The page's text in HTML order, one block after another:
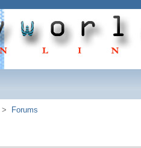
> Forums